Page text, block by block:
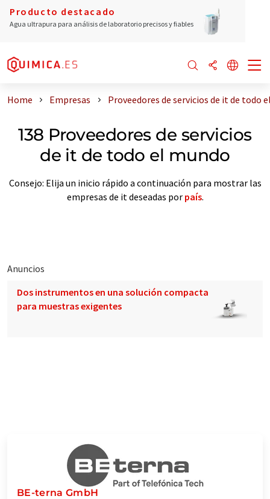
Producto destacado
Agua ultrapura para análisis de laboratorio precisos y fiables
Home Empresas Proveedores de servicios de it de todo
138 Proveedores de servicios
de it de todo el mundo
Consejo: Elija un inicio rápido a continuación para mostrar las
empresas de it deseadas por país.
Anuncios
Dos instrumentos en una solución compacta
para muestras exigentes
BE-terna GmbH